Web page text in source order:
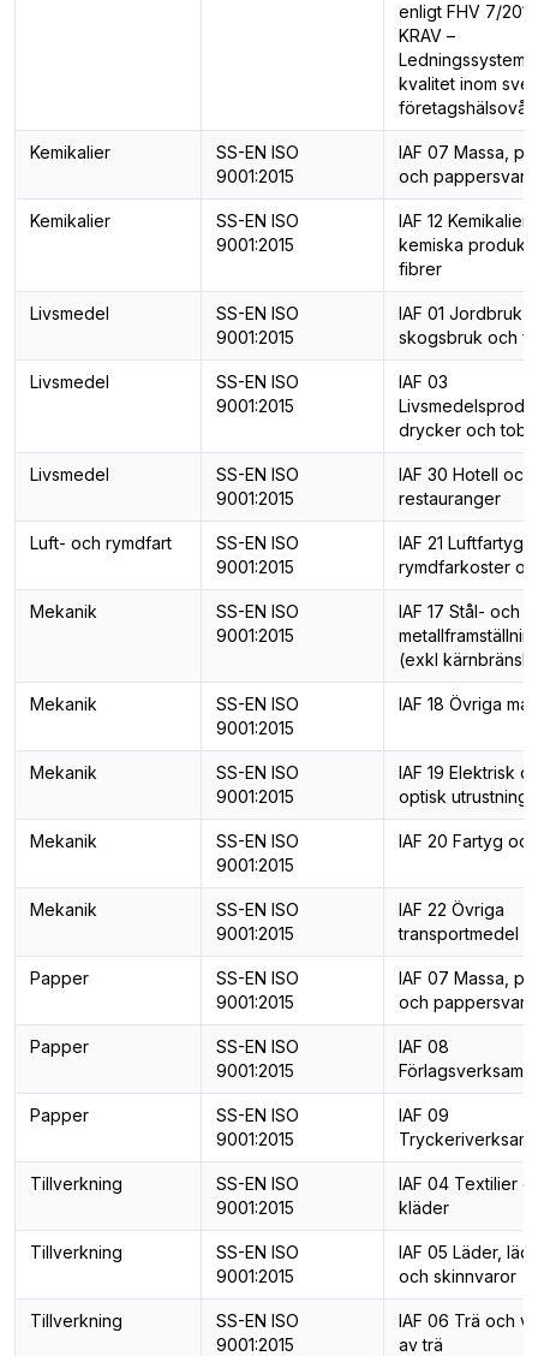
enligt FHV 7/
KRAV –
Ledningssystem
kvalitet inom
Kemikalier
SS-EN ISO
9001:2015
IAF 07 Massa,
och
Kemikalier
SS-EN ISO
9001:2015
IAF 12 Kemikalier,
kemiska
fibrer
Livsmedel
SS-EN ISO
9001:2015
IAF 01 Jordbruk,
skogsbruk och
Livsmedel
SS-EN ISO
9001:2015
IAF 03
drycker och
Livsmedel
SS-EN ISO
9001:2015
IAF 30 Hotell och
restauranger
Luft- och rymdfart
SS-EN ISO
9001:2015
IAF 21 Luftfartyg,
rymdfarkoster
Mekanik
SS-EN ISO
9001:2015
IAF 17 Stål- och
(exkl
Mekanik
SS-EN ISO
9001:2015
IAF 18 Övriga
Mekanik
SS-EN ISO
9001:2015
IAF 19 Elektrisk
optisk utrustning
Mekanik
SS-EN ISO
9001:2015
IAF 20 Fartyg
Mekanik
SS-EN ISO
9001:2015
IAF 22 Övriga
transportmedel
Papper
SS-EN ISO
9001:2015
IAF 07 Massa,
och
Papper
SS-EN ISO
9001:2015
IAF 08
Papper
SS-EN ISO
9001:2015
IAF 09
Tillverkning
SS-EN ISO
9001:2015
IAF 04 Textilier
kläder
Tillverkning
SS-EN ISO
9001:2015
IAF 05 Läder,
och skinnvaror
Tillverkning
SS-EN ISO
9001:2015
IAF 06 Trä och
av trä